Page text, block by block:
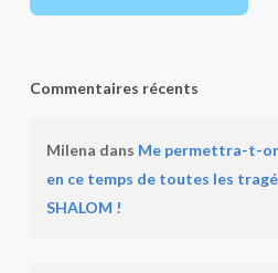
Commentaires récents
Milena dans Me permettra-t-on
en ce temps de toutes les
SHALOM !